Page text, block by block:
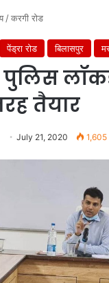
/करगी रोड
पेंड्रा रोड बिलासपुर
पुलिस
तैयार
July 21, 2020 1,605